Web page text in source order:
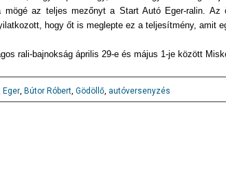
mögé az teljes mezőnyt a Start Autó Eger-ralin.
hogy őt is meglepte ez a teljesítmény, amit
rali-bajnokság április 29-e és május 1-je között
Eger, Bútor Róbert, Gödöllő, autóversenyzés